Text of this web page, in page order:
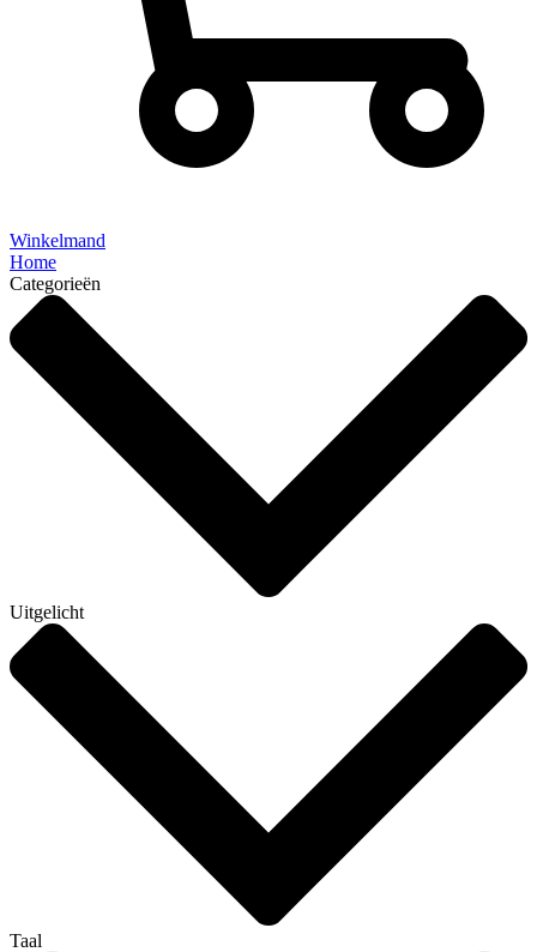
Winkelmand
Home
Categorieën
Uitgelicht
Taal